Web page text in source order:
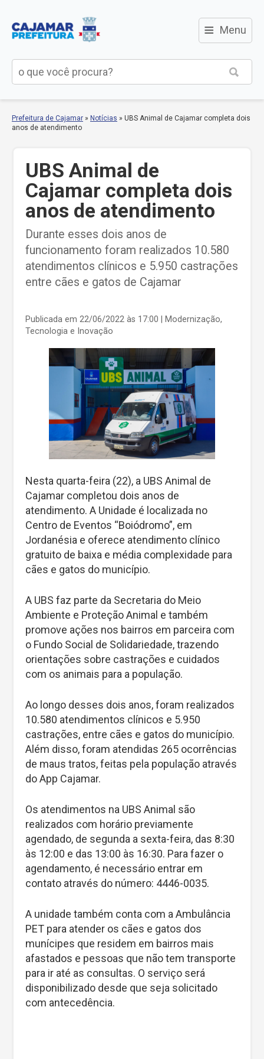
≡ Menu
Prefeitura de Cajamar » Notícias » UBS Animal de Cajamar completa dois
anos de atendimento
UBS Animal de
Cajamar completa dois
anos de atendimento
Durante esses dois anos de
funcionamento foram realizados 10.580
atendimentos clínicos e 5.950 castrações
entre cães e gatos de Cajamar
Publicada em 22/06/2022 às 17:00
| Modernização,
Tecnologia e Inovação
Nesta quarta-feira (22), a UBS Animal de
Cajamar completou dois anos de
atendimento. A Unidade é localizada no
Centro de Eventos “Boiódromo”, em
Jordanésia e oferece atendimento clínico
gratuito de baixa e média complexidade para
cães e gatos do município.
A UBS faz parte da Secretaria do Meio
Ambiente e Proteção Animal e também
promove ações nos bairros em parceira com
o Fundo Social de Solidariedade, trazendo
orientações sobre castrações e cuidados
com os animais para a população.
Ao longo desses dois anos, foram realizados
10.580 atendimentos clínicos e 5.950
castrações, entre cães e gatos do município.
Além disso, foram atendidas 265 ocorrências
de maus tratos, feitas pela população através
do App Cajamar.
Os atendimentos na UBS Animal são
realizados com horário previamente
agendado, de segunda a sexta-feira, das 8:30
às 12:00 e das 13:00 às 16:30. Para fazer o
agendamento, é necessário entrar em
contato através do número: 4446-0035.
A unidade também conta com a Ambulância
PET para atender os cães e gatos dos
munícipes que residem em bairros mais
afastados e pessoas que não tem transporte
para ir até as consultas. O serviço será
disponibilizado desde que seja solicitado
com antecedência.